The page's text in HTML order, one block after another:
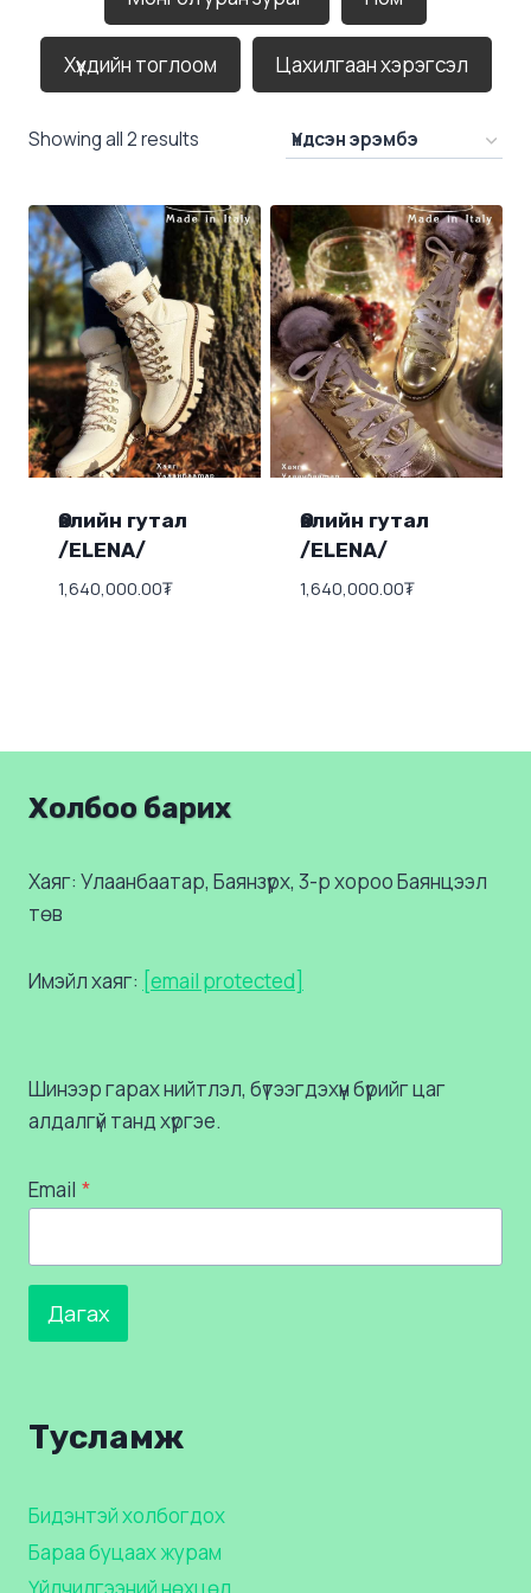
Хүүхдийн тоглоом Цахилгаан хэрэгсэл
Showing all 2 results
Өвлийн гутал
/ELENA/
1,640,000.00₮
Өвлийн гутал
/ELENA/
1,640,000.00₮
Холбоо барих
Хаяг: Улаанбаатар, Баянзүрх, 3-р хороо Баянцээл
төв
Имэйл хаяг: [email protected]
Шинээр гарах нийтлэл, бүтээгдэхүүн бүрийг цаг
алдалгүй танд хүргэе.
Email *
Дагах
Тусламж
Бидэнтэй холбогдох
Бараа буцаах журам